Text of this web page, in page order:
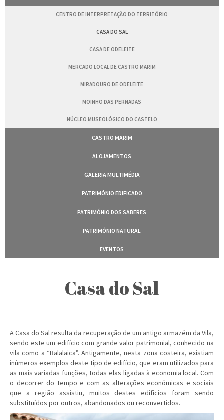
CENTRO DE INTERPRETAÇÃO DO TERRITÓRIO
CASA DO SAL
CASA DE ODELEITE
MERCADO LOCAL DE CASTRO MARIM
MIRADOURO DE ODELEITE
MOINHO DAS PERNADAS
NÚCLEO MUSEOLÓGICO DO CASTELO
CASTRO MARIM
ALOJAMENTOS
GALERIA MULTIMÉDIA
PATRIMÓNIO EDIFICADO
PATRIMÓNIO DOS SABERES
PATRIMÓNIO NATURAL
EVENTOS
Casa do Sal
A Casa do Sal resulta da recuperação de um antigo armazém da Vila,
sendo este um edifício com grande valor patrimonial, conhecido na
vila como a “Balalaica”. Antigamente, nesta zona costeira, existiam
inúmeros exemplos deste tipo de edifício, que eram utilizados para
as mais variadas funções, todas elas ligadas à economia local. Com
o decorrer do tempo e com as alterações económicas e sociais
que a região assistiu, muitos destes edifícios foram sendo
substituídos por outros, abandonados ou reconvertidos.